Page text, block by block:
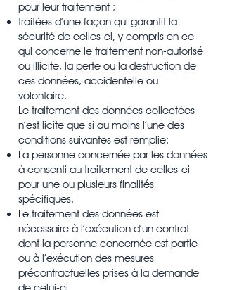
pour leur traitement ;
traitées d’une façon qui garantit la
sécurité de celles-ci, y compris en ce
qui concerne le traitement non-autorisé
ou illicite, la perte ou la destruction de
ces données, accidentelle ou
volontaire.
Le traitement des données collectées
n’est licite que si au moins l’une des
conditions suivantes est remplie:
La personne concernée par les données
à consenti au traitement de celles-ci
pour une ou plusieurs finalités
spécifiques.
Le traitement des données est
nécessaire à l’exécution d’un contrat
dont la personne concernée est partie
ou à l’exécution des mesures
précontractuelles prises à la demande